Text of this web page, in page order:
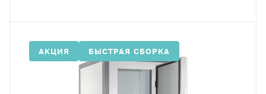
АКЦИЯ БЫСТРАЯ СБОРКА